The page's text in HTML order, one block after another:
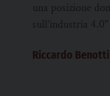
una posizione
sull’industria 4.0"
Riccardo Benotti